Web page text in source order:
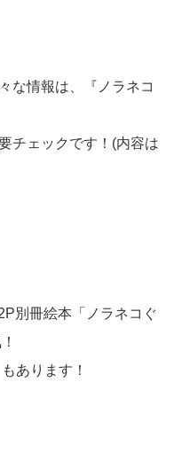
な情報は、『ノラネコ
チェックです！(内容は
別冊絵本「ノラネコぐ
あります！